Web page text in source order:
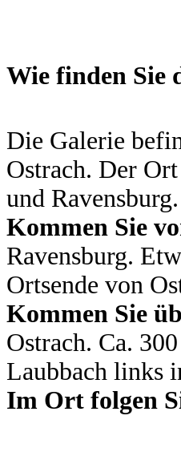
Wie finden Sie
Die Galerie
Ostrach. Der
und
Kommen Sie
Ravensburg.
Ortsende von
Kommen Sie
Ostrach. Ca.
Laubbach links
Im Ort folgen